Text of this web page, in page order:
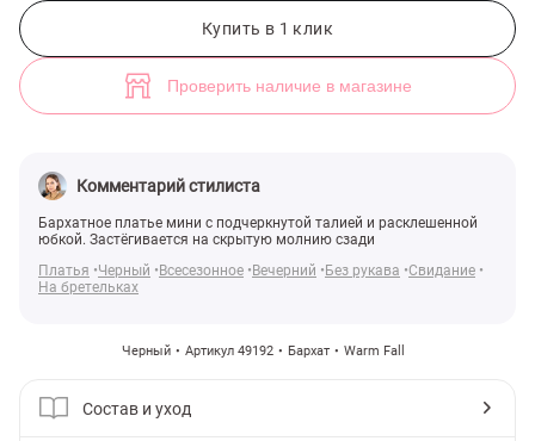
Купить в 1 клик
Проверить наличие в магазине
Комментарий стилиста
Бархатное платье мини с подчеркнутой талией и расклешенной
юбкой. Застёгивается на скрытую молнию сзади
Платья
Черный Всесезонное Вечерний Без рукава Свидание
На бретельках
Черный Артикул 49192 Бархат Warm Fall
Состав и уход
Черное бархатное платье мини на бретелях (арт. 49192) ♡